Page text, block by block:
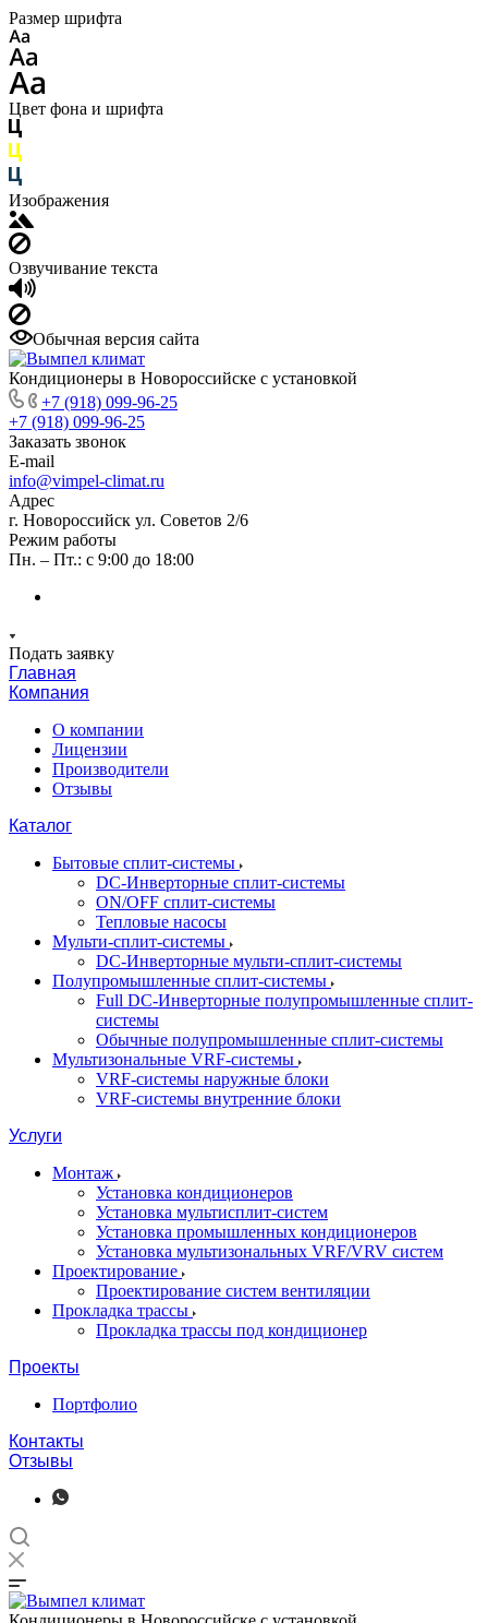
Размер шрифта
Цвет фона и шрифта
Изображения
Озвучивание текста
Обычная версия сайта
Кондиционеры в Новороссийске с установкой
+7 (918) 099-96-25
+7 (918) 099-96-25
Заказать звонок
E-mail
info@vimpel-climat.ru
Адрес
г. Новороссийск ул. Советов 2/6
Режим работы
Пн. – Пт.: с 9:00 до 18:00
Подать заявку
Главная
Компания
О компании
Лицензии
Производители
Отзывы
Каталог
Бытовые сплит-системы
DC-Инверторные сплит-системы
ON/OFF сплит-системы
Тепловые насосы
Мульти-сплит-системы
DC-Инверторные мульти-сплит-системы
Полупромышленные сплит-системы
Full DC-Инверторные полупромышленные сплит-
системы
Обычные полупромышленные сплит-системы
Мультизональные VRF-системы
VRF-системы наружные блоки
VRF-системы внутренние блоки
Услуги
Монтаж
Установка кондиционеров
Установка мультисплит-систем
Установка промышленных кондиционеров
Установка мультизональных VRF/VRV систем
Проектирование
Проектирование систем вентиляции
Прокладка трассы
Прокладка трассы под кондиционер
Проекты
Портфолио
Контакты
Отзывы